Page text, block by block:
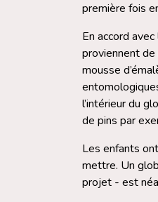
première fois
En accord
proviennent
mousse
l’intérieur du
de pins par
Les enfants
mettre. Un
projet - est